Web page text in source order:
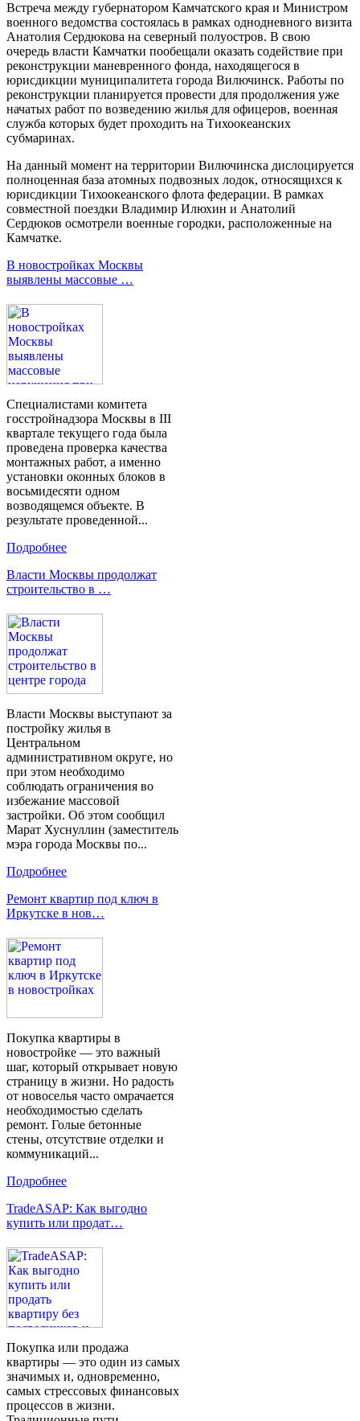
Встреча между губернатором Камчатского края и Министром
военного ведомства состоялась в рамках однодневного визита
Анатолия Сердюкова на северный полуостров. В свою
очередь власти Камчатки пообещали оказать содействие при
реконструкции маневренного фонда, находящегося в
юрисдикции муниципалитета города Вилючинск. Работы по
реконструкции планируется провести для продолжения уже
начатых работ по возведению жилья для офицеров, военная
служба которых будет проходить на Тихоокеанских
субмаринах.
На данный момент на территории Вилючинска дислоцируется
полноценная база атомных подвозных лодок, относящихся к
юрисдикции Тихоокеанского флота федерации. В рамках
совместной поездки Владимир Илюхин и Анатолий
Сердюков осмотрели военные городки, расположенные на
Камчатке.
В новостройках Москвы
выявлены массовые …
Специалистами комитета
госстройнадзора Москвы в III
квартале текущего года была
проведена проверка качества
монтажных работ, а именно
установки оконных блоков в
восьмидесяти одном
возводящемся объекте. В
результате проведенной...
Подробнее
Власти Москвы продолжат
строительство в …
Власти Москвы выступают за
постройку жилья в
Центральном
административном округе, но
при этом необходимо
соблюдать ограничения во
избежание массовой
застройки. Об этом сообщил
Марат Хуснуллин (заместитель
мэра города Москвы по...
Подробнее
Ремонт квартир под ключ в
Иркутске в нов…
Покупка квартиры в
новостройке — это важный
шаг, который открывает новую
страницу в жизни. Но радость
от новоселья часто омрачается
необходимостью сделать
ремонт. Голые бетонные
стены, отсутствие отделки и
коммуникаций...
Подробнее
TradeASAP: Как выгодно
купить или продат…
Покупка или продажа
квартиры — это один из самых
значимых и, одновременно,
самых стрессовых финансовых
процессов в жизни.